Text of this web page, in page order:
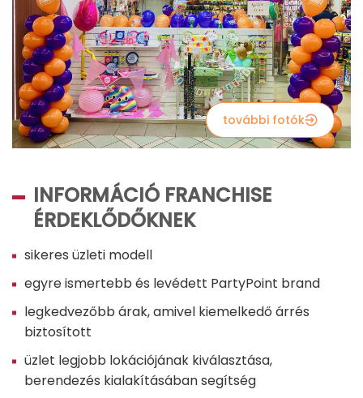
további fotók
INFORMÁCIÓ FRANCHISE
ÉRDEKLŐDŐKNEK
sikeres üzleti modell
egyre ismertebb és levédett PartyPoint brand
legkedvezőbb árak, amivel kiemelkedő árrés
biztosított
üzlet legjobb lokációjának kiválasztása,
berendezés kialakításában segítség